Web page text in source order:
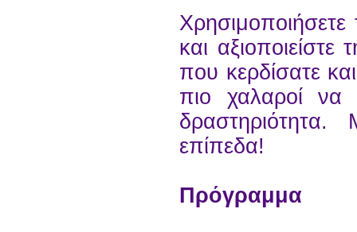
και αξιοποιείστε
που κερδίσατε
πιο χαλαροί να
επίπεδα!
Πρόγραμμα